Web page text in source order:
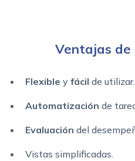
Ventajas
Flexible y fácil de utilizar.
Automatización de
Evaluación del
Vistas simplificadas.